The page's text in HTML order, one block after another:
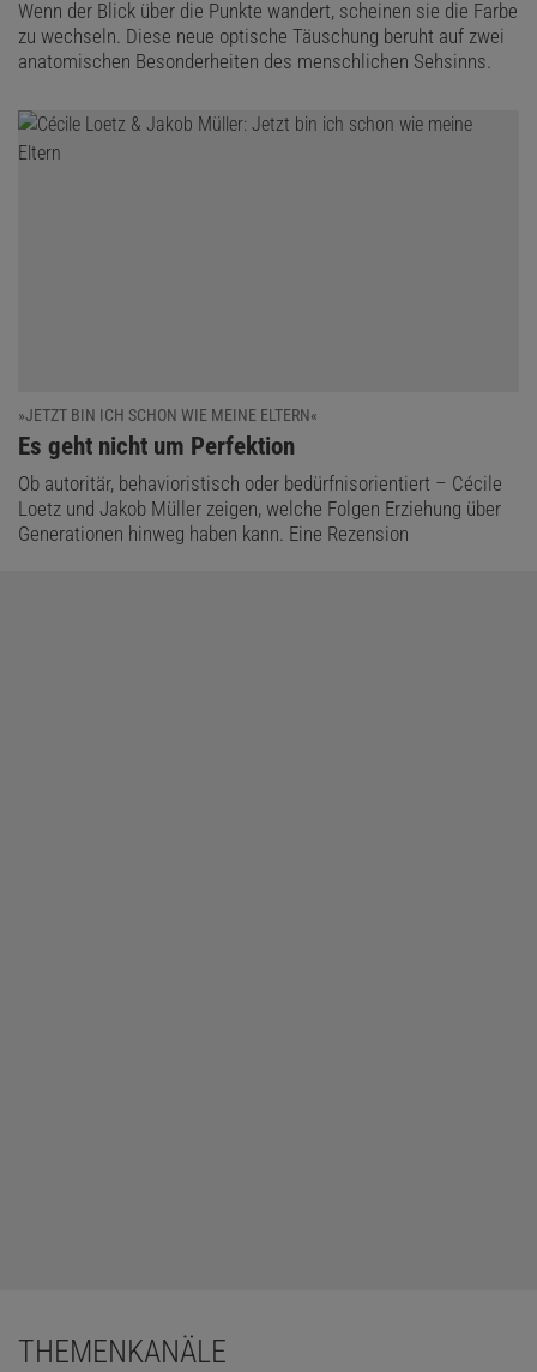
Wenn der Blick über die Punkte wandert, scheinen sie die Farbe
zu wechseln. Diese neue optische Täuschung beruht auf zwei
anatomischen Besonderheiten des menschlichen Sehsinns.
»JETZT BIN ICH SCHON WIE MEINE ELTERN«
:
Es geht nicht um Perfektion
Ob autoritär, behavioristisch oder bedürfnisorientiert – Cécile
Loetz und Jakob Müller zeigen, welche Folgen Erziehung über
Generationen hinweg haben kann. Eine Rezension
THEMENKANÄLE